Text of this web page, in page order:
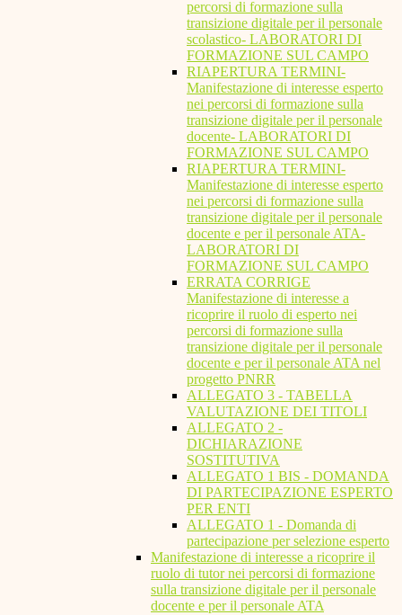
percorsi di formazione sulla
transizione digitale per il personale
scolastico- LABORATORI DI
FORMAZIONE SUL CAMPO
RIAPERTURA TERMINI-
Manifestazione di interesse esperto
nei percorsi di formazione sulla
transizione digitale per il personale
docente- LABORATORI DI
FORMAZIONE SUL CAMPO
RIAPERTURA TERMINI-
Manifestazione di interesse esperto
nei percorsi di formazione sulla
transizione digitale per il personale
docente e per il personale ATA-
LABORATORI DI
FORMAZIONE SUL CAMPO
ERRATA CORRIGE
Manifestazione di interesse a
ricoprire il ruolo di esperto nei
percorsi di formazione sulla
transizione digitale per il personale
docente e per il personale ATA nel
progetto PNRR
ALLEGATO 3 - TABELLA
VALUTAZIONE DEI TITOLI
ALLEGATO 2 -
DICHIARAZIONE
SOSTITUTIVA
ALLEGATO 1 BIS - DOMANDA
DI PARTECIPAZIONE ESPERTO
PER ENTI
ALLEGATO 1 - Domanda di
partecipazione per selezione esperto
Manifestazione di interesse a ricoprire il
ruolo di tutor nei percorsi di formazione
sulla transizione digitale per il personale
docente e per il personale ATA